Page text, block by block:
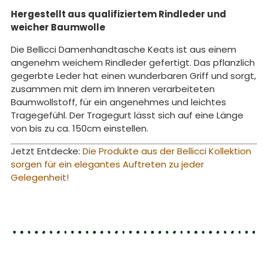
Hergestellt aus qualifiziertem Rindleder und
weicher Baumwolle
Die Bellicci Damenhandtasche Keats ist aus einem
angenehm weichem Rindleder gefertigt. Das pflanzlich
gegerbte Leder hat einen wunderbaren Griff und sorgt,
zusammen mit dem im Inneren verarbeiteten
Baumwollstoff, für ein angenehmes und leichtes
Tragegefühl. Der Tragegurt lässt sich auf eine Länge
von bis zu ca. 150cm einstellen.
Jetzt Entdecke:Die Produkte aus der Bellicci Kollektion
sorgen für ein elegantes Auftreten zu jeder
Gelegenheit!